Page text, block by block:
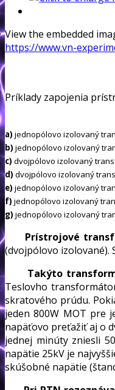
View the embedded
https://www.vn-
Príklady zapojenia
a) jednopólovo izolovaný
b) jednopólovo izolovaný
c) dvojpólovo izolovaný
d) dvojpólovo izolovaný
e) jednopólovo izolovaný
f) jednopólovo izolovaný
g) jednopólovo izolovaný
Prístrojové
(dvojpólovo izolované).
Takýto
Teslovho
skratového prúdu.
jeden 800W MOT pre
napäťovo preťažiť aj o
jednej minúty zniesli
napätie 25kV je
skúšobné napätie